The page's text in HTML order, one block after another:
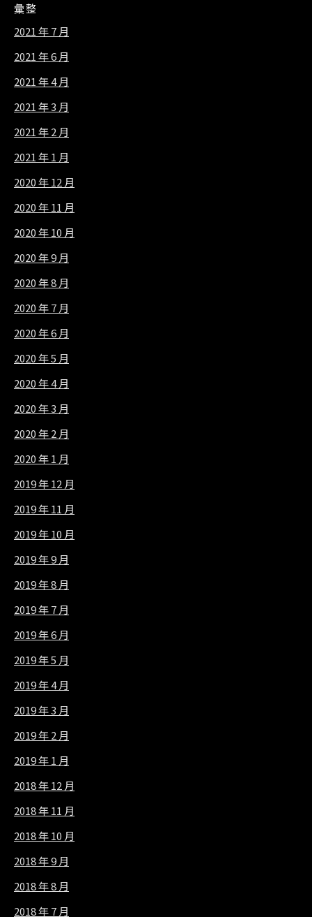
彙整
2021 年 7 月
2021 年 6 月
2021 年 4 月
2021 年 3 月
2021 年 2 月
2021 年 1 月
2020 年 12 月
2020 年 11 月
2020 年 10 月
2020 年 9 月
2020 年 8 月
2020 年 7 月
2020 年 6 月
2020 年 5 月
2020 年 4 月
2020 年 3 月
2020 年 2 月
2020 年 1 月
2019 年 12 月
2019 年 11 月
2019 年 10 月
2019 年 9 月
2019 年 8 月
2019 年 7 月
2019 年 6 月
2019 年 5 月
2019 年 4 月
2019 年 3 月
2019 年 2 月
2019 年 1 月
2018 年 12 月
2018 年 11 月
2018 年 10 月
2018 年 9 月
2018 年 8 月
2018 年 7 月